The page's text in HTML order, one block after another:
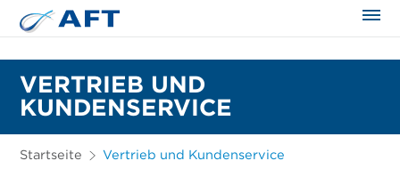
VERTRIEB UND
KUNDENSERVICE
Startseite Vertrieb und Kundenservice